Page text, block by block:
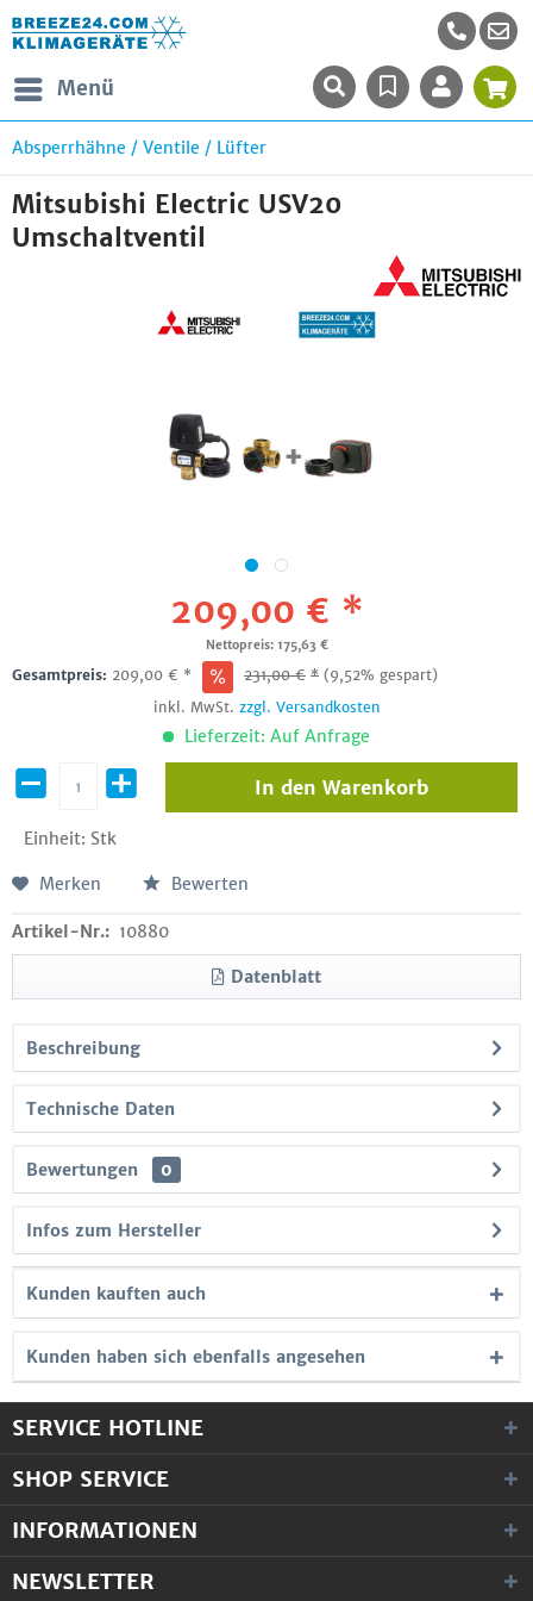
Menü
Absperrhähne / Ventile / Lüfter
Mitsubishi Electric USV20
Umschaltventil
209,00 € *
Nettopreis: 175,63 €
Gesamtpreis: 209,00 € * 231,00€ * (9,52% gespart)
inkl. MwSt. zzgl. Versandkosten
Lieferzeit: Auf Anfrage
Einheit: Stk
In den Warenkorb
Merken Bewerten
Artikel-Nr.: 10880
Datenblatt
Beschreibung
Technische Daten
Bewertungen 0
Infos zum Hersteller
Kunden kauften auch
Kunden haben sich ebenfalls angesehen
SERVICE HOTLINE
SHOP SERVICE
INFORMATIONEN
NEWSLETTER